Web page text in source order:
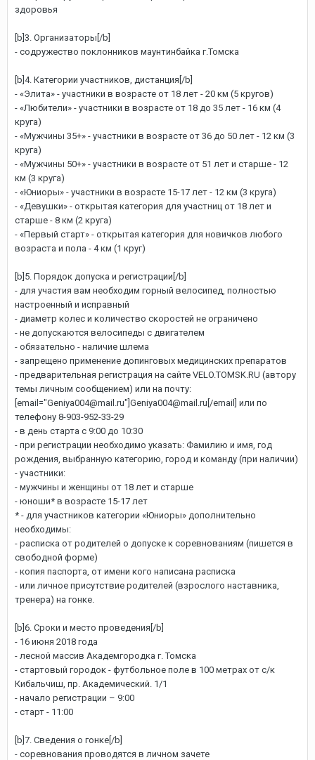
здоровья
[b]3. Организаторы[/b]
- содружество поклонников маунтинбайка г.Томска
[b]4. Категории участников, дистанция[/b]
- «Элита» - участники в возрасте от 18 лет - 20 км (5 кругов)
- «Любители» - участники в возрасте от 18 до 35 лет - 16 км (4
круга)
- «Мужчины 35+» - участники в возрасте от 36 до 50 лет - 12 км (3
круга)
- «Мужчины 50+» - участники в возрасте от 51 лет и старше - 12
км (3 круга)
- «Юниоры» - участники в возрасте 15-17 лет - 12 км (3 круга)
- «Девушки» - открытая категория для участниц от 18 лет и
старше - 8 км (2 круга)
- «Первый старт» - открытая категория для новичков любого
возраста и пола - 4 км (1 круг)
[b]5. Порядок допуска и регистрации[/b]
- для участия вам необходим горный велосипед, полностью
настроенный и исправный
- диаметр колес и количество скоростей не ограничено
- не допускаются велосипеды с двигателем
- обязательно - наличие шлема
- запрещено применение допинговых медицинских препаратов
- предварительная регистрация на сайте VELO.TOMSK.RU (автору
темы личным сообщением) или на почту:
[email="Geniya004@mail.ru"]Geniya004@mail.ru[/email] или по
телефону 8-903-952-33-29
- в день старта с 9:00 до 10:30
- при регистрации необходимо указать: Фамилию и имя, год
рождения, выбранную категорию, город и команду (при наличии)
- участники:
- мужчины и женщины от 18 лет и старше
- юноши* в возрасте 15-17 лет
* - для участников категории «Юниоры» дополнительно
необходимы:
- расписка от родителей о допуске к соревнованиям (пишется в
свободной форме)
- копия паспорта, от имени кого написана расписка
- или личное присутствие родителей (взрослого наставника,
тренера) на гонке.
[b]6. Сроки и место проведения[/b]
- 16 июня 2018 года
- лесной массив Академгородка г. Томска
- стартовый городок - футбольное поле в 100 метрах от с/к
Кибальчиш, пр. Академический. 1/1
- начало регистрации – 9:00
- старт - 11:00
[b]7. Сведения о гонке[/b]
- соревнования проводятся в личном зачете